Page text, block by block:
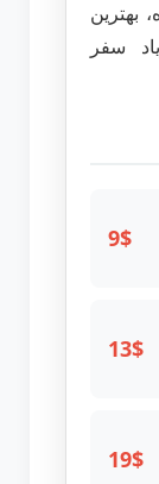
بهترین
سفر
9$
13$
19$